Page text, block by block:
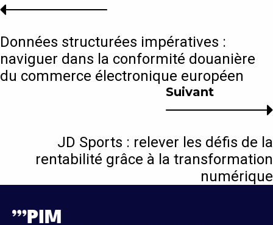
Suivant
JD Sports : relever les défis de la
rentabilité grâce à la transformation
numérique
Données structurées impératives :
naviguer dans la conformité douanière
du commerce électronique européen